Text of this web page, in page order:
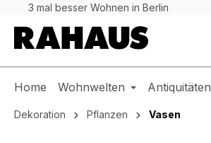
Hauptinhalt springen
Zur Suche springen
Zur Hauptnavigation springen
3 mal besser Wohnen in Berlin
Home Wohnwelten Antiquitäten
Dekoration Pflanzen Vasen